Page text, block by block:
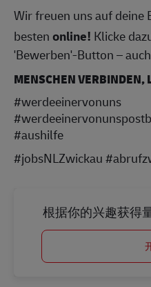
Wir freuen uns auf deine
bestenonline! Klicke
'Bewerben'-Button –
MENSCHEN VERBINDEN,
#werdeeinervonuns
#aushilfe
#jobsNLZwickau
根据你的兴趣获得